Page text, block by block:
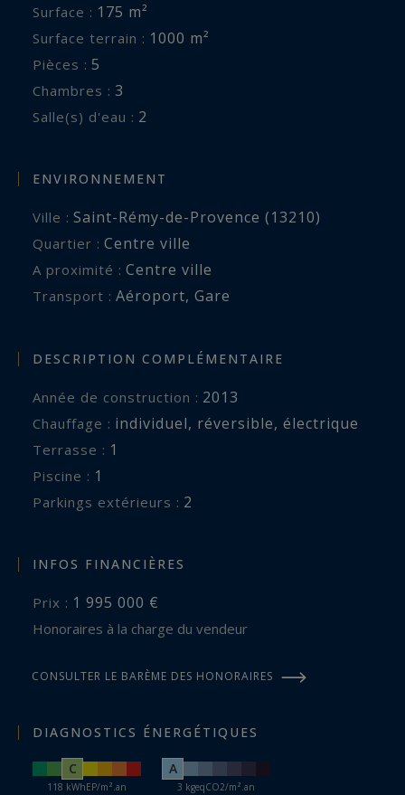
Surface : 175 m²
Surface terrain : 1000 m²
Pièces : 5
Chambres : 3
Salle(s) d'eau : 2
ENVIRONNEMENT
Ville : Saint-Rémy-de-Provence (13210)
Quartier : Centre ville
A proximité : Centre ville
Transport : Aéroport, Gare
DESCRIPTION COMPLÉMENTAIRE
Année de construction : 2013
Chauffage : individuel, réversible, électrique
terrasse : 1
piscine : 1
parkings extérieurs : 2
INFOS FINANCIÈRES
Prix : 1 995 000 €
Honoraires à la charge du vendeur
CONSULTER LE BARÈME DES HONORAIRES
DIAGNOSTICS ÉNERGÉTIQUES
C
118 kWhEP/m².an
A
3 kgeqCO2/m².an